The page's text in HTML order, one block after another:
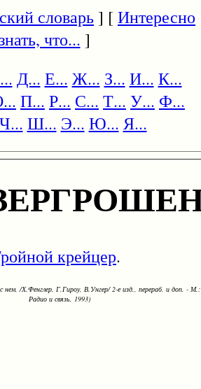
словарь] [Интересно
что... ]
Д... Е... Ж... З... И... К...
П... Р... С... Т... У... Ф...
Ч... Ш... Э... Ю... Я...
крейцер.
нем. /Х.Фенглер, Г.Гироу, В.Унгер/ 2-е изд., перераб. и доп. - М.:
Радио и связь, 1993)